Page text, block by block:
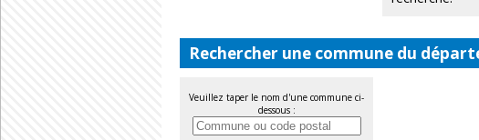
Rechercher une commune du
Veuillez taper le nom d'une commune ci-
dessous :